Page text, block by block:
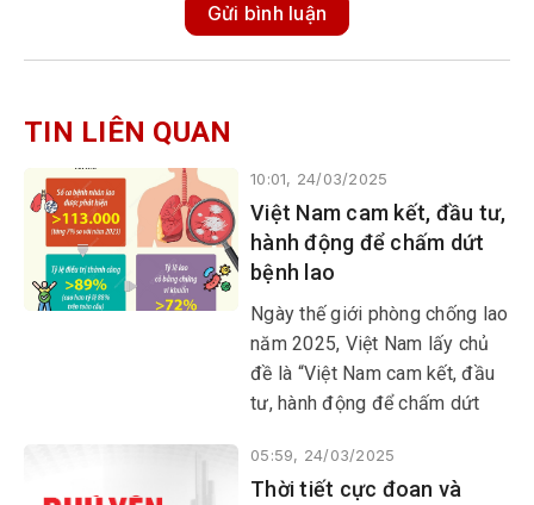
Gửi bình luận
TIN LIÊN QUAN
10:01, 24/03/2025
Việt Nam cam kết, đầu tư,
hành động để chấm dứt
bệnh lao
Ngày thế giới phòng chống lao
năm 2025, Việt Nam lấy chủ
đề là “Việt Nam cam kết, đầu
tư, hành động để chấm dứt
định những nỗ lực cam kết,
đầu tư, hành động ở mức cao
05:59, 24/03/2025
Thời tiết cực đoan và